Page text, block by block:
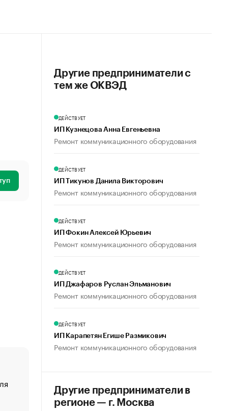
«От спорта тело стареет иначе». Как живет глава
создавшей GTA
Другие предприниматели с
тем же ОКВЭД
ДЕЙСТВУЕТ
ИП Кузнецова Анна Евгеньевна
Ремонт коммуникационного оборудования
ДЕЙСТВУЕТ
ИП Тикунов Данила Викторович
Ремонт коммуникационного оборудования
ДЕЙСТВУЕТ
ИП Фокин Алексей Юрьевич
Ремонт коммуникационного оборудования
ДЕЙСТВУЕТ
ИП Джафаров Руслан Эльманович
Ремонт коммуникационного оборудования
ДЕЙСТВУЕТ
ИП Карапетян Егише Размикович
Ремонт коммуникационного оборудования
Другие предприниматели в
регионе — г. Москва